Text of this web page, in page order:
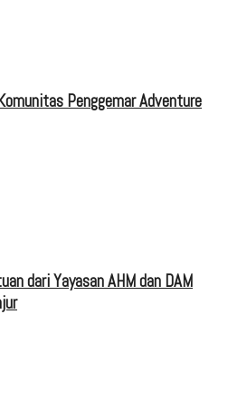
Penggemar Adventure
dari Yayasan AHM dan DAM